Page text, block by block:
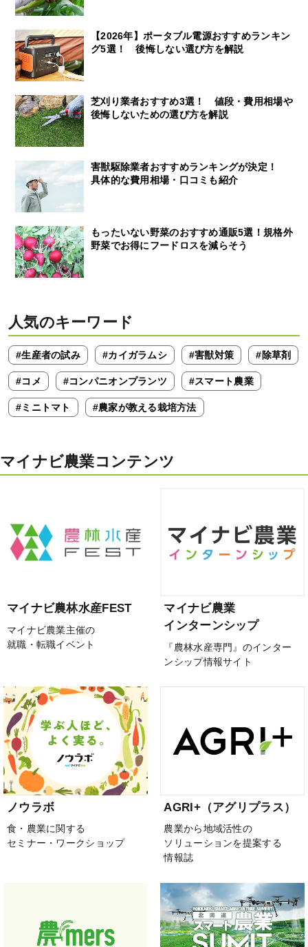
【2026年】ポータブル電源おすすめランキン
グ5選！ 後悔しない選び方を解説
芝刈り業者おすすめ3選！ 値段・費用相場や
後悔しないための選び方を解説
害獣駆除業者おすすめランキングが決定！
具体的な費用相場・口コミも紹介
もったいない野菜のおすすめ通販5選！規格外
野菜でお得にフードロスを減らそう
人気のキーワード
#生産者の試み #カイガラムシ #害獣対策 #除草剤
#コメ #コンパニオンプランツ #スマート農業
#ミニトマト #農家が教える栽培方法
マイナビ農業コンテンツ
マイナビ農林水産FEST
マイナビ農業主催の
就職・転職イベント
マイナビ農業
インターンシップ
『農林水産専門』のインター
ンシップ情報サイト
ノウラボ
食・農業に関する
セミナー・ワークショップ
AGRI+（アグリプラス）
農業から地域活性の
ソリューションを提案する
情報誌